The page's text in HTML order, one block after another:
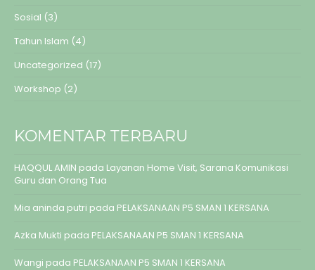
Sosial (3)
Tahun Islam (4)
Uncategorized (17)
Workshop (2)
KOMENTAR TERBARU
HAQQUL AMIN pada Layanan Home Visit, Sarana Komunikasi
Guru dan Orang Tua
Mia aninda putri pada PELAKSANAAN P5 SMAN 1 KERSANA
Azka Mukti pada PELAKSANAAN P5 SMAN 1 KERSANA
Wangi pada PELAKSANAAN P5 SMAN 1 KERSANA